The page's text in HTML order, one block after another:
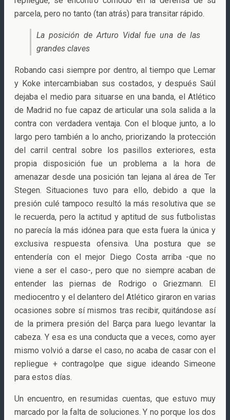
parcela, pero no tanto (tan atrás) para transitar rápido.
La posición de Arturo Vidal fue una de las
grandes claves
Robando casi siempre por dentro, al tiempo que Lemar
y Koke intercambiaban sus costados, y después Saúl
dejaba el medio para situarse en una banda, el Atlético
de Madrid no fue capaz de articular una sola salida a la
contra con verdadera ventaja. Con el bloque junto, a lo
largo pero también a lo ancho, priorizando la protección
del carril central sobre los pasillos exteriores, esta
propia disposición fue un problema a la hora de
amenazar desde una posición tan lejana al área de Ter
Stegen. Situaciones tuvo para ello, debido a que la
presión culé tampoco resultó la más resolutiva que se
le recuerda, pero la actitud y aptitud de sus futbolistas
no parecía la más idónea para que esta fuera la única y
exclusiva respuesta ofensiva. Una postura que se
entendería con el mejor Diego Costa arriba -que no
viene a ser el caso-, pero que no siempre acaban de
entender las piernas de Rodrigo o Griezmann. El
mediocentro y el delantero del Atlético giraron en varias
ocasiones sobre sí mismos tras recibir, quitándose así
de la primera presión del Barça para luego levantar la
cabeza. Y esa es una conducta que a veces, como ayer
mismo volvió a darse el caso, no acaba de casar con el
repliegue + contragolpe que sigue ideando Simeone
para estos días.
Un encuentro, en resumidas cuentas, que estuvo muy
marcado por la falta de soluciones. Y no porque los dos